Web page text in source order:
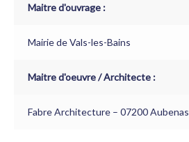
Maitre d'ouvrage :
Mairie de Vals-les-Bains
Maitre d'oeuvre / Architecte :
Fabre Architecture – 07200 Aubenas